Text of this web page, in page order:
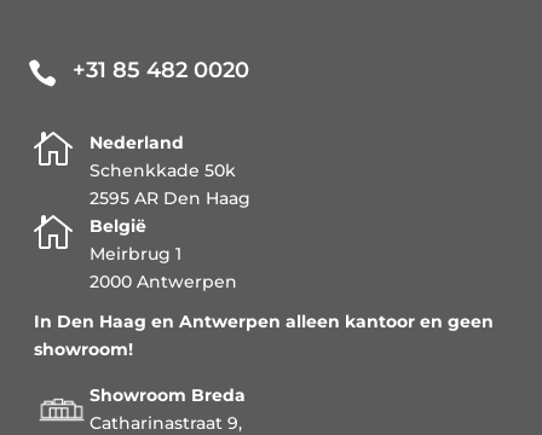
 +31 85 482 0020

Nederland
Schenkkade 50k
2595 AR Den Haag

België
Meirbrug 1
2000 Antwerpen
In Den Haag en Antwerpen alleen kantoor en geen
showroom!
Showroom Breda
Catharinastraat 9,